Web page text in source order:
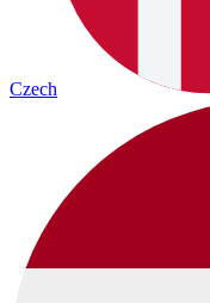
Czech